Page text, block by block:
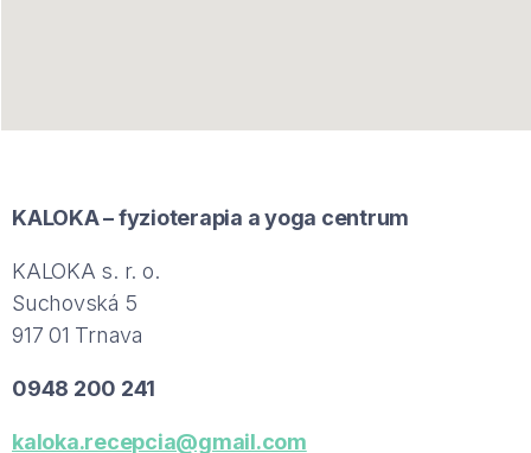
KALOKA – fyzioterapia a yoga centrum
KALOKA s. r. o.
Suchovská 5
917 01 Trnava
0948 200 241
kaloka.recepcia@gmail.com